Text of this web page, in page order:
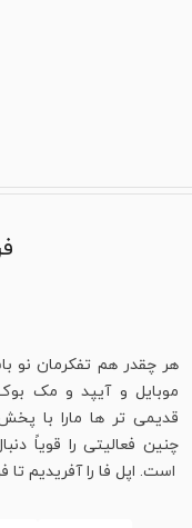
هر چقدر هم تفکرمان نو
موبایل و آیپد و مک
قدیمی تر ها مارا با
چنین فعالیتی را قویاً
است. اپل فا را آفریدیم